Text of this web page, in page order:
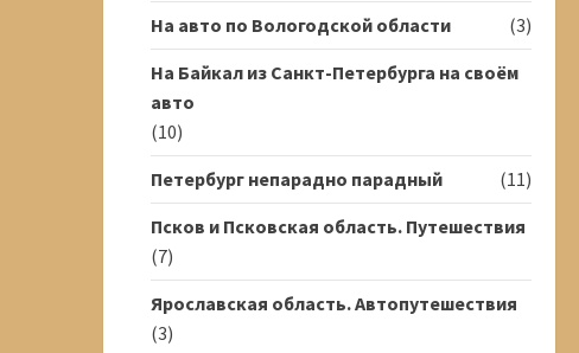
На авто по Вологодской области
(3)
На Байкал из Санкт-Петербурга на своём
авто
(10)
Петербург непарадно парадный
(11)
Псков и Псковская область. Путешествия
(7)
Ярославская область. Автопутешествия
(3)